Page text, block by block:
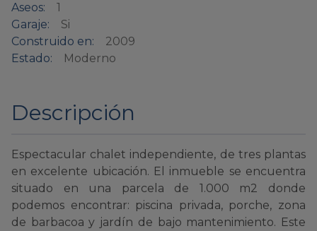
Aseos:
1
Garaje:
Si
Construido en:
2009
Estado:
Moderno
Descripción
Espectacular chalet independiente, de tres plantas
en excelente ubicación. El inmueble se encuentra
situado en una parcela de 1.000 m2 donde
podemos encontrar: piscina privada, porche, zona
de barbacoa y jardín de bajo mantenimiento. Este